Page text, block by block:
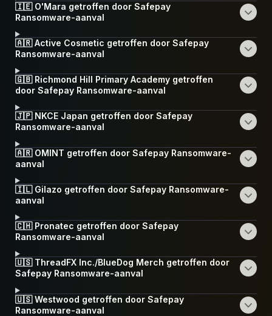
🇮🇪 O'Mara getroffen door Safepay
Ransomware-aanval
🇦🇷 Active Cosmetic getroffen door Safepay
Ransomware-aanval
🇬🇧 Richmond Hill Primary Academy getroffen
door Safepay Ransomware-aanval
🇯🇵 NKCE Japan getroffen door Safepay
Ransomware-aanval
🇦🇷 OMINT getroffen door Safepay Ransomware-
aanval
🇮🇱 Gilazo getroffen door Safepay Ransomware-
aanval
🇨🇭 Pronatec getroffen door Safepay
Ransomware-aanval
🇺🇸 ThreadFX Inc./BlueDog Merch getroffen door
Safepay Ransomware-aanval
🇺🇸 Westwood getroffen door Safepay
Ransomware-aanval